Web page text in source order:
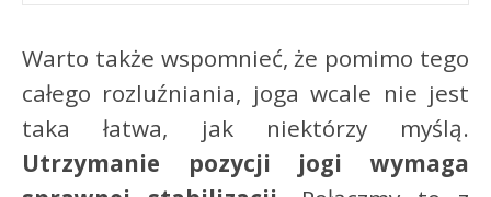
Warto także wspomnieć, że pomimo tego
całego rozluźniania, joga wcale nie jest
taka łatwa, jak niektórzy myślą.
Utrzymanie pozycji jogi wymaga